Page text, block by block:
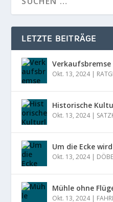
LETZTE BEITRÄGE
Okt. 13, 2024|
Historische
Okt. 13, 2024|
Um die Ecke
Okt. 13, 2024|
Mühle ohne
Okt. 13, 2024|